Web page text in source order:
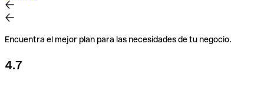
Encuentra el mejor plan para las necesidades de tu negocio.
4.7